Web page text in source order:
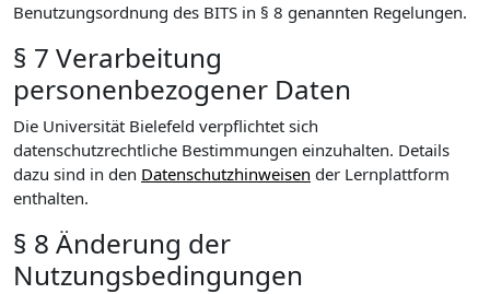
Benutzungsordnung des BITS in § 8 genannten Regelungen.
§ 7 Verarbeitung
personenbezogener Daten
Die Universität Bielefeld verpflichtet sich
datenschutzrechtliche Bestimmungen einzuhalten. Details
dazu sind in den Datenschutzhinweisen der Lernplattform
enthalten.
§ 8 Änderung der
Nutzungsbedingungen